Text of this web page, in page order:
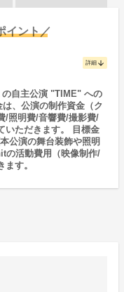
イント／
詳細 arrow_downward
自主公演 "TIME" への
、公演の制作資金（ク
/照明費/音響費/撮影費/
いただきます。 目標金
公演の舞台装飾や照明
の活動費用（映像制作/
す。